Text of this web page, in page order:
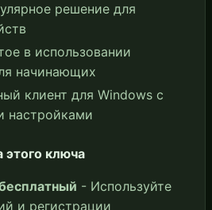
решение для
в использовании
начинающих
клиент для Windows с
настройками
ключа
- Используйте
и регистрации